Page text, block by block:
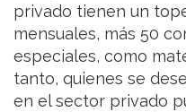
privado tienen un
mensuales, más 50
especiales, como
tanto, quienes se
en el sector privado